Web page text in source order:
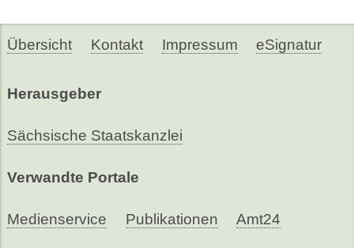
Übersicht Kontakt Impressum eSignatur
Herausgeber
Sächsische Staatskanzlei
Verwandte Portale
Medienservice Publikationen Amt24